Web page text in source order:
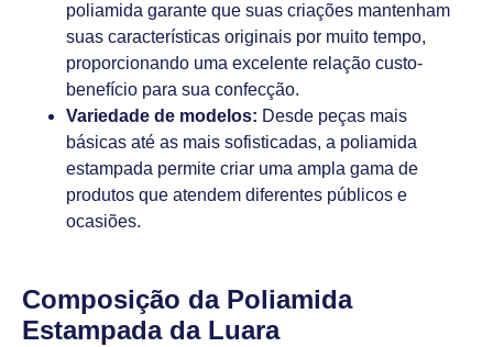
poliamida garante que suas criações mantenham
suas características originais por muito tempo,
proporcionando uma excelente relação custo-
benefício para sua confecção.
Variedade de modelos: Desde peças mais
básicas até as mais sofisticadas, a poliamida
estampada permite criar uma ampla gama de
produtos que atendem diferentes públicos e
ocasiões.
Composição da Poliamida
Estampada da Luara